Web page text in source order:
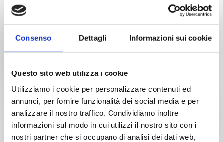
Consenso Dettagli Informazioni sui cookie
Questo sito web utilizza i cookie
Utilizziamo i cookie per personalizzare contenuti ed
annunci, per fornire funzionalità dei social media e per
analizzare il nostro traffico. Condividiamo inoltre
informazioni sul modo in cui utilizzi il nostro sito con i
nostri partner che si occupano di analisi dei dati web,
DOCTOR GLASS
L’ Autocarrozzeria Barbalace s.r.l. è affiliata con Doctor Glass
con ben 3 centri in provincia di Catanzaro e Vibo Valentia.
Scopri